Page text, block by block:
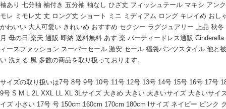
袖あり 七分袖 袖付き 五分袖 袖なし ひざ丈 フィッシュテール マキシ アン
モレ ミモレ丈 丈 ロング丈 ショート ミニ ミディアム ロング キレイめ おし
かわいい 大人可愛い きれいめ おすすめ セクシー ラグジュアリー 上品 秋冬
月 母の日 楽天 通販 即納 送料無料 あす 楽 パーティードレス通販 Cinderella
ィースファッション スーパーセール 激安 セール 福袋パンツスタイル 他と
い 洗える 風 多数の商品を取り扱っております。
サイズの取り扱いは7号 8号 9号 10号 11号 12号 13号 14号 15号 16号 17号
9号 S M L 2L XXL LL XL 3Lサイズ 大きめ 大きい 大きいサイズ 大きいサイ
イズ 小さい 17号 号 150cm 160cm 170cm 180cm lサイズ ネイビー ピンク